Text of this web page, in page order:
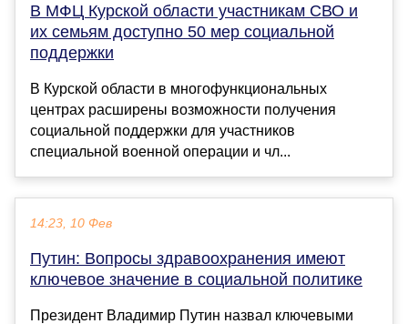
В МФЦ Курской области участникам СВО и
их семьям доступно 50 мер социальной
поддержки
В Курской области в многофункциональных
центрах расширены возможности получения
социальной поддержки для участников
специальной военной операции и чл...
14:23, 10 Фев
Путин: Вопросы здравоохранения имеют
ключевое значение в социальной политике
Президент Владимир Путин назвал ключевыми